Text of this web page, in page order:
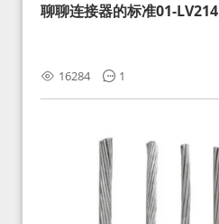
聊聊连接器的标准01-LV214
16284 1